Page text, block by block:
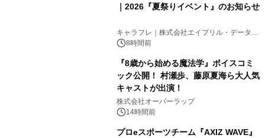
｜2026『夏祭りイベント』のお知らせ
キャラフレ｜株式会社エイプリル・データ・
デザインズ
8時間前
『8歳から始める魔法学』ボイスコミ
ック公開！ 村瀬歩、藤原夏海ら大人気
キャストが出演！
株式会社オーバーラップ
14時間前
プロeスポーツチーム『AXIZ WAVE』